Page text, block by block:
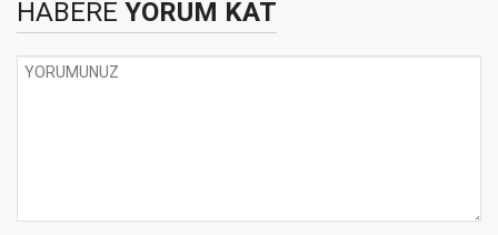
HABERE YORUM KAT